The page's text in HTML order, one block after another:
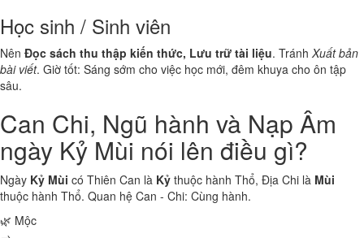
Học sinh / Sinh viên
Nên Đọc sách thu thập kiến thức, Lưu trữ tài liệu. Tránh Xuất bản
bài viết. Giờ tốt: Sáng sớm cho việc học mới, đêm khuya cho ôn tập
sâu.
Can Chi, Ngũ hành và Nạp Âm
ngày Kỷ Mùi nói lên điều gì?
Ngày Kỷ Mùi có Thiên Can là Kỷ thuộc hành Thổ, Địa Chi là Mùi
thuộc hành Thổ. Quan hệ Can - Chi: Cùng hành.
🌿 Mộc